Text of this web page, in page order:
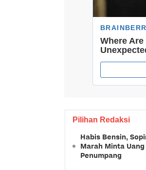
Pilihan Redaksi
Habis Bensin,
Marah Minta
Penumpang